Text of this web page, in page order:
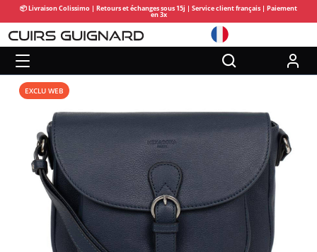
📦 Livraison Colissimo | Retours et échanges sous 15j | Service client français | Paiement
en 3x
EXCLU WEB